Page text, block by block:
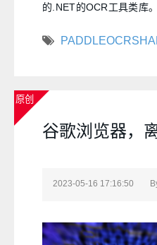
的.NET的OCR工具类库
原创
谷歌浏览器，
2023-05-16 17:16:50